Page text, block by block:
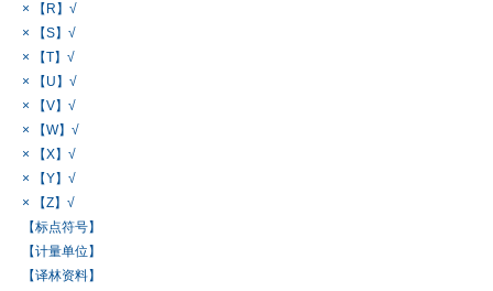
× 【R】√
× 【S】√
× 【T】√
× 【U】√
× 【V】√
× 【W】√
× 【X】√
× 【Y】√
× 【Z】√
【标点符号】
【计量单位】
【译林资料】